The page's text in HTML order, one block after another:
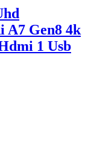
A7 Gen8 4k
1 Usb